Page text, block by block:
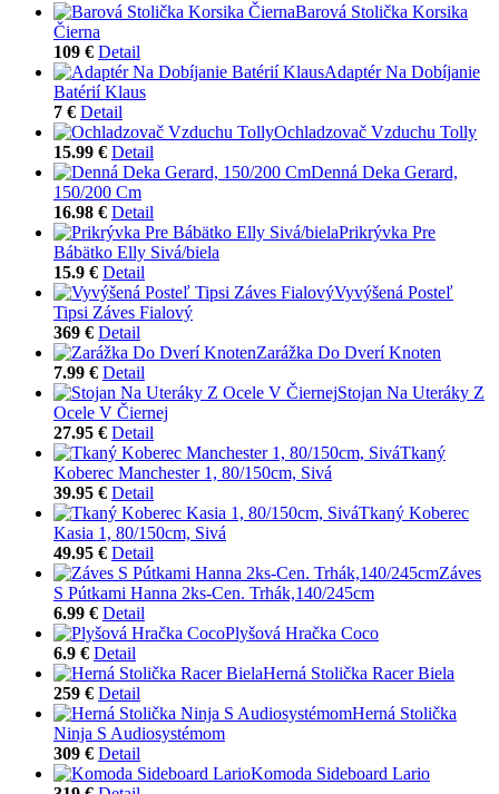
Barová Stolička Korsika
Čierna
109 € Detail
Adaptér Na Dobíjanie
Batérií Klaus
7 € Detail
Ochladzovač Vzduchu Tolly
15.99 € Detail
Denná Deka Gerard,
150/200 Cm
16.98 € Detail
Prikrývka Pre
Bábätko Elly Sivá/biela
15.9 € Detail
Vyvýšená Posteľ
Tipsi Záves Fialový
369 € Detail
Zarážka Do Dverí Knoten
7.99 € Detail
Stojan Na Uteráky Z
Ocele V Čiernej
27.95 € Detail
Tkaný
Koberec Manchester 1, 80/150cm, Sivá
39.95 € Detail
Tkaný Koberec
Kasia 1, 80/150cm, Sivá
49.95 € Detail
Záves
S Pútkami Hanna 2ks-Cen. Trhák,140/245cm
6.99 € Detail
Plyšová Hračka Coco
6.9 € Detail
Herná Stolička Racer Biela
259 € Detail
Herná Stolička
Ninja S Audiosystémom
309 € Detail
Komoda Sideboard Lario